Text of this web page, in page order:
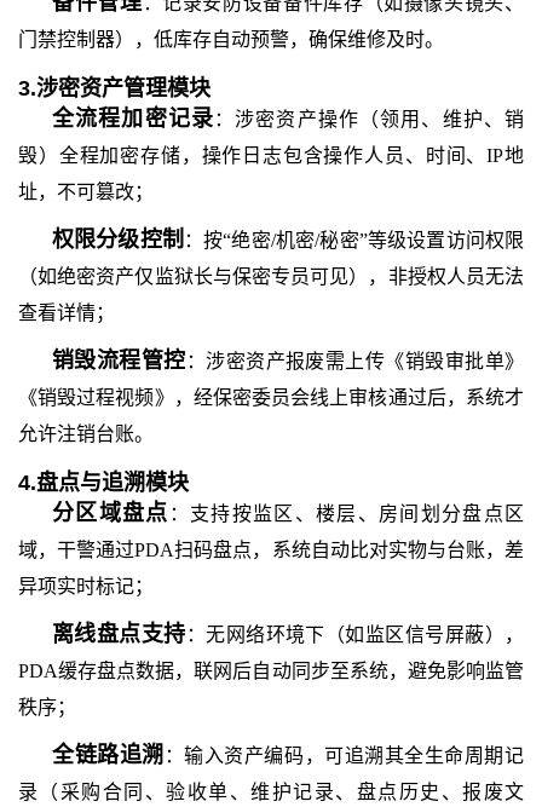
门禁控制器），低库存自动预警，确保维修及时。
3.涉密资产管理模块
全流程加密记录 ：涉密资产操作（领用、维护、销
毁）全程加密存储，操作日志包含操作人员、时间、IP地
址，不可篡改；
权限分级控制 ：按“绝密/机密/秘密”等级设置访问权限
（如绝密资产仅监狱长与保密专员可见），非授权人员无法
查看详情；
销毁流程管控 ：涉密资产报废需上传《销毁审批单》
《销毁过程视频》，经保密委员会线上审核通过后，系统才
允许注销台账。
4.盘点与追溯模块
分区域盘点 ：支持按监区、楼层、房间划分盘点区
域，干警通过PDA扫码盘点，系统自动比对实物与台账，差
异项实时标记；
离线盘点支持 ：无网络环境下（如监区信号屏蔽），
PDA缓存盘点数据，联网后自动同步至系统，避免影响监管
秩序；
全链路追溯 ：输入资产编码，可追溯其全生命周期记
录（采购合同、验收单、维护记录、盘点历史、报废文